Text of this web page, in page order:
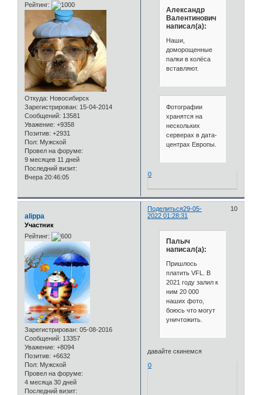
Рейтинг:
Откуда: Новосибирск
Зарегистрирован: 15-04-2014
Сообщений: 13581
Уважение: +9358
Позитив: +2931
Пол: Мужской
Провел на форуме:
9 месяцев 11 дней
Последний визит:
Вчера 20:46:05
Александр
Валентинович
написал(а):
Наши,
доморощенные
палки в колёса
вставляют.
Фотографии
хранятся на
нескольких
серверах в дата-
центрах Европы.
0
Поделиться 10
29-05-
2022 01:28:31
alippa
Участник
Рейтинг:
Зарегистрирован: 05-08-2016
Сообщений: 13357
Уважение: +8094
Позитив: +6632
Пол: Мужской
Провел на форуме:
4 месяца 30 дней
Последний визит:
Палыч
написал(а):
Пришлось
платить VFL. В
2021 году залил к
ним 20 000
наших фото,
боюсь что могут
уничтожить.
давайте скинемся
0